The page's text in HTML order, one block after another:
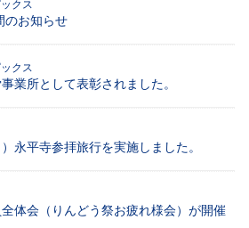
クス
のお知らせ
クス
業所として表彰されました。
永平寺参拝旅行を実施しました。
体会（りんどう祭お疲れ様会）が開催